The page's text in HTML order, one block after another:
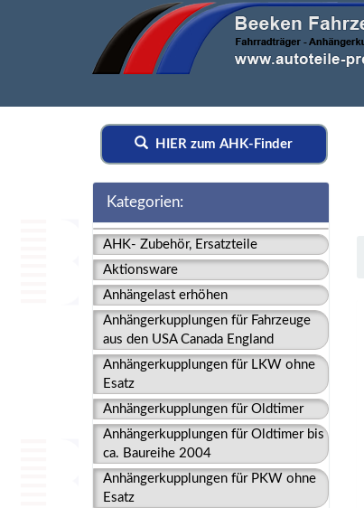
HIER zum AHK-Finder
Kategorien:
AHK- Zubehör, Ersatzteile
Aktionsware
Anhängelast erhöhen
Anhängerkupplungen für Fahrzeuge
aus den USA Canada England
Anhängerkupplungen für LKW ohne
Esatz
Anhängerkupplungen für Oldtimer
Anhängerkupplungen für Oldtimer bis
ca. Baureihe 2004
Anhängerkupplungen für PKW ohne
Esatz